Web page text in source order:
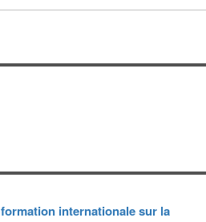
internationale sur la